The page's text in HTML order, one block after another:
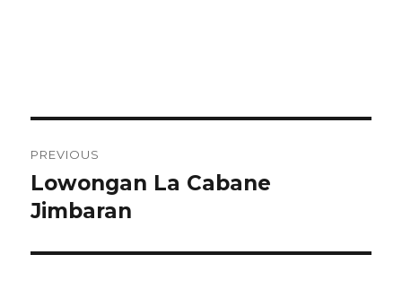
navigation
PREVIOUS
Previous
post:
Lowongan La Cabane
Jimbaran